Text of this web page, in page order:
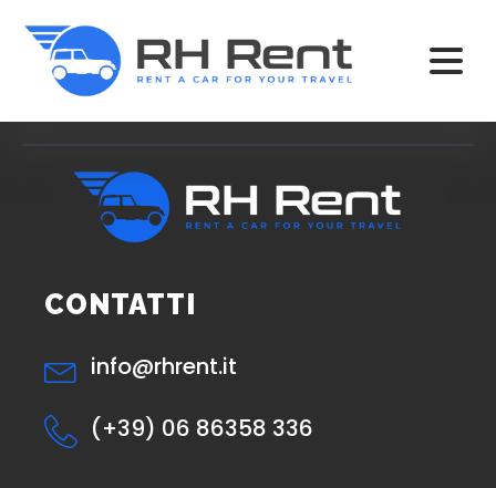
CONTATTI
info@rhrent.it
(+39) 06 86358 336